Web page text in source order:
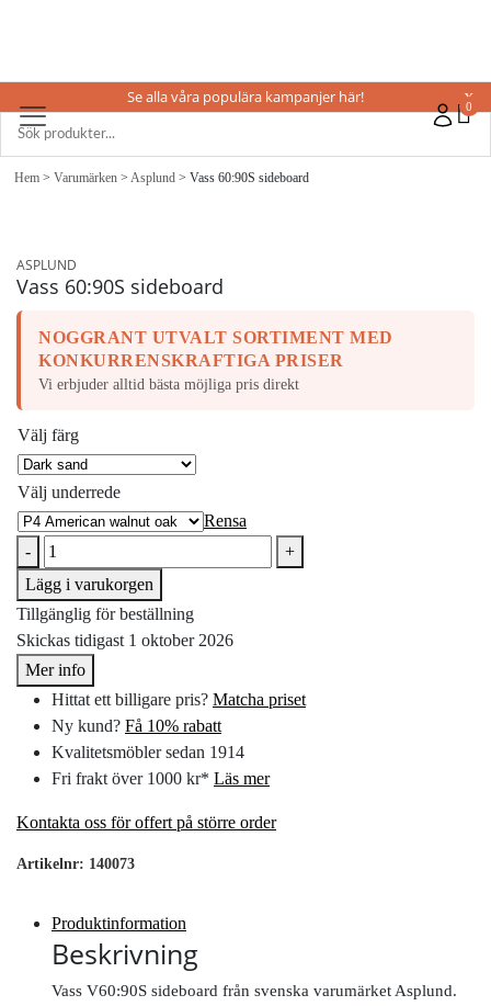
0
Se alla våra populära kampanjer här! X
Hem > Varumärken > Asplund > Vass 60:90S sideboard
ASPLUND
Vass 60:90S sideboard
NOGGRANT UTVALT SORTIMENT MED
KONKURRENSKRAFTIGA PRISER
Vi erbjuder alltid bästa möjliga pris direkt
Välj färg
Välj underrede
Rensa
-
+
Lägg i varukorgen
Tillgänglig för beställning
Skickas tidigast 1 oktober 2026
Mer info
Hittat ett billigare pris? Matcha priset
Ny kund? Få 10% rabatt
Kvalitetsmöbler sedan 1914
Fri frakt över 1000 kr* Läs mer
Kontakta oss för offert på större order
Artikelnr: 140073
Produktinformation
Beskrivning
Vass V60:90S sideboard från svenska varumärket Asplund.